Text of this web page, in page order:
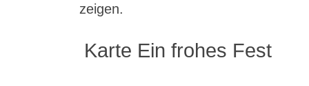
zeigen.
Karte Ein frohes Fest